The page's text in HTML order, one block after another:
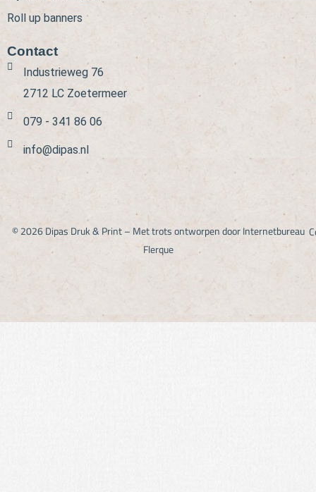
Roll up banners
Contact
Industrieweg 76
2712 LC Zoetermeer
079 - 341 86 06
info@dipas.nl
© 2026 Dipas Druk & Print – Met trots ontworpen doorInternetbureau
Flerque